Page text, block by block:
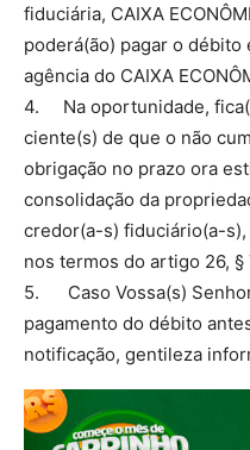
fiduciária, CAIXA
poderá(ão) pagar o débito
agência do CAIXA
4. Na oportunidade,
ciente(s) de que o não
obrigação no prazo ora
consolidação da
credor(a-s) fiduciário(a-s),
nos termos do artigo 26, §
5. Caso Vossa(s)
pagamento do débito
notificação, gentileza